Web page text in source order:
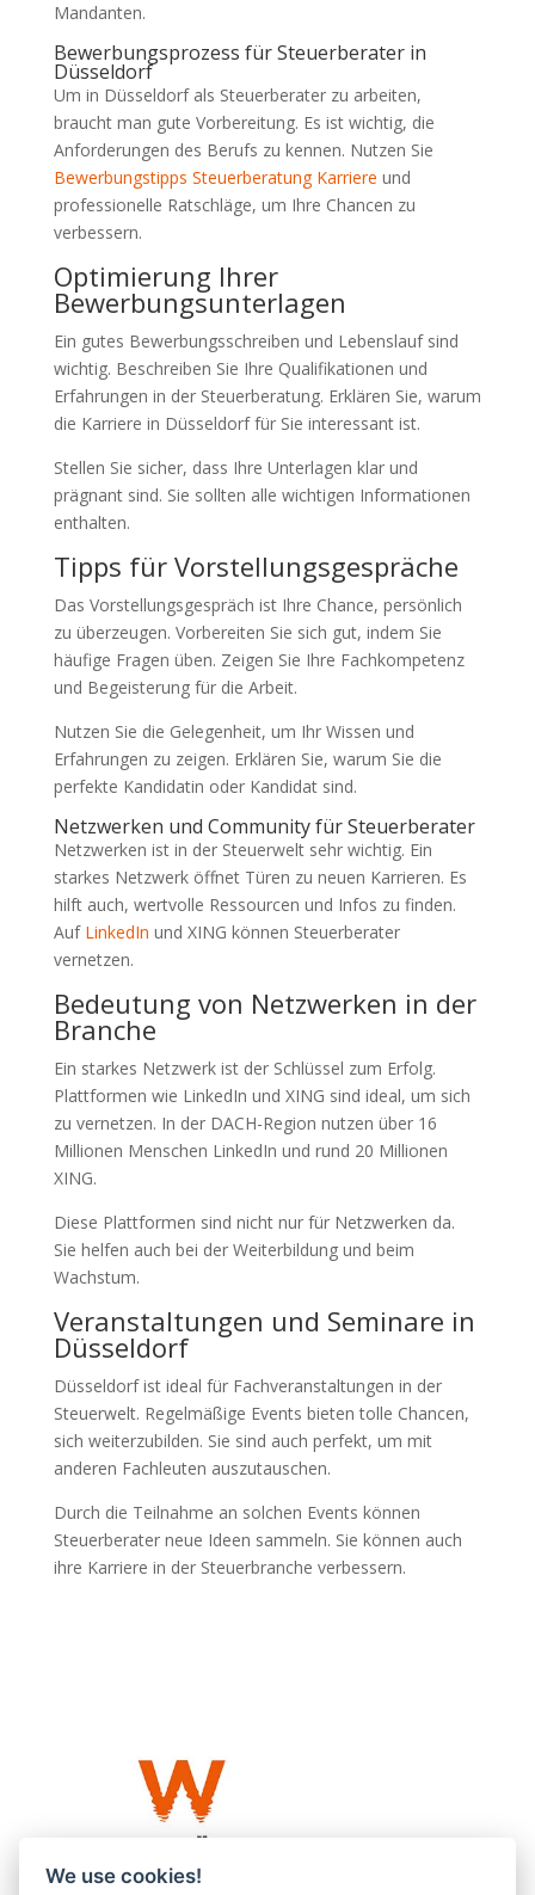
Mandanten.
Bewerbungsprozess für Steuerberater in
Düsseldorf
Um in Düsseldorf als Steuerberater zu arbeiten,
braucht man gute Vorbereitung. Es ist wichtig, die
Anforderungen des Berufs zu kennen. Nutzen Sie
Bewerbungstipps Steuerberatung Karriere und
professionelle Ratschläge, um Ihre Chancen zu
verbessern.
Optimierung Ihrer
Bewerbungsunterlagen
Ein gutes Bewerbungsschreiben und Lebenslauf sind
wichtig. Beschreiben Sie Ihre Qualifikationen und
Erfahrungen in der Steuerberatung. Erklären Sie, warum
die Karriere in Düsseldorf für Sie interessant ist.
Stellen Sie sicher, dass Ihre Unterlagen klar und
prägnant sind. Sie sollten alle wichtigen Informationen
enthalten.
Tipps für Vorstellungsgespräche
Das Vorstellungsgespräch ist Ihre Chance, persönlich
zu überzeugen. Vorbereiten Sie sich gut, indem Sie
häufige Fragen üben. Zeigen Sie Ihre Fachkompetenz
und Begeisterung für die Arbeit.
Nutzen Sie die Gelegenheit, um Ihr Wissen und
Erfahrungen zu zeigen. Erklären Sie, warum Sie die
perfekte Kandidatin oder Kandidat sind.
Netzwerken und Community für Steuerberater
Netzwerken ist in der Steuerwelt sehr wichtig. Ein
starkes Netzwerk öffnet Türen zu neuen Karrieren. Es
hilft auch, wertvolle Ressourcen und Infos zu finden.
Auf LinkedIn und XING können Steuerberater
vernetzen.
Bedeutung von Netzwerken in der
Branche
Ein starkes Netzwerk ist der Schlüssel zum Erfolg.
Plattformen wie LinkedIn und XING sind ideal, um sich
zu vernetzen. In der DACH-Region nutzen über 16
Millionen Menschen LinkedIn und rund 20 Millionen
XING.
Diese Plattformen sind nicht nur für Netzwerken da.
Sie helfen auch bei der Weiterbildung und beim
Wachstum.
Veranstaltungen und Seminare in
Düsseldorf
Düsseldorf ist ideal für Fachveranstaltungen in der
Steuerwelt. Regelmäßige Events bieten tolle Chancen,
sich weiterzubilden. Sie sind auch perfekt, um mit
anderen Fachleuten auszutauschen.
Durch die Teilnahme an solchen Events können
Steuerberater neue Ideen sammeln. Sie können auch
ihre Karriere in der Steuerbranche verbessern.
We use cookies!